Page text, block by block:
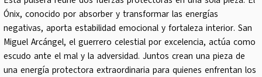
Ónix, conocido por absorber y transformar las energías
negativas, aporta estabilidad emocional y fortaleza interior. San
Miguel Arcángel, el guerrero celestial por excelencia, actúa como
escudo ante el mal y la adversidad. Juntos crean una pieza de
una energía protectora extraordinaria para quienes enfrentan los